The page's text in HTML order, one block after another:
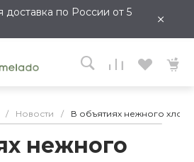
доставка по России от 5
×
/ Новости / В объятиях нежного
нежного